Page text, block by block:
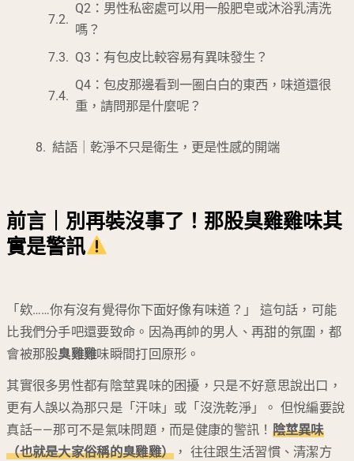
Q2：男性私密處可以用一般肥皂或沐浴乳清洗
嗎？
Q3：有包皮比較容易有異味發生？
Q4：包皮那邊看到一圈白白的東西，味道還很
重，請問那是什麼呢？
結語｜乾淨不只是衛生，更是性感的開端
前言｜別再裝沒事了！那股臭雞雞味其
實是警訊
「欸……你有沒有覺得你下面好像有味道？」 這句話，可能
比我們分手吧還要致命。因為再帥的男人、再甜的氛圍，都
會被那股臭雞雞味瞬間打回原形。
其實很多男性都有陰莖異味的困擾，只是不好意思說出口，
更有人誤以為那只是「汗味」或「沒洗乾淨」。 但悅編要說
真話——那可不是氣味問題，而是健康的警訊！ 陰莖異味
（也就是大家俗稱的臭雞雞） ， 往往跟生活習慣、清潔方